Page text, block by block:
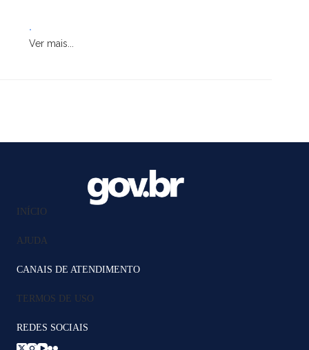
.
Ver mais...
INÍCIO
AJUDA
CANAIS DE ATENDIMENTO
TERMOS DE USO
REDES SOCIAIS